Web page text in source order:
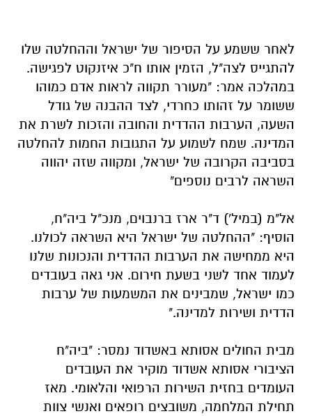
לאחר ששמע על הסיפור של ישראל וההחלטה שלו
להתגייס לצה"ל, הזמין אותו ח"כ איזנקוט לפגישה.
במהלכה אמר: "מעורר תקווה לראות אדם כמוהו
ששומר על זהותו כחרדי, לצד ההבנה של גודל
השעה, הערבות ההדדית והחובה והזכות לשרת את
המדינה. שמח לשמוע על התגובות החמות להחלטה
בסביבה הקרובה של ישראל, ומקווה שזה יהווה
השראה לרבים נוספים"
אל"מ (במיל') ד"ר ארז ברנבוים, מנכ"ל ביה"ח,
הוסיף: "ההחלטה של ישראל היא השראה לכולנו.
היא ממחישה את הערבות ההדדית והנכונות שלנו
לעמוד אחד לשני בשעת חירום. אני גאה בעובדים
כמו ישראל, שמבינים את המשמעות של ערבות
הדדית ושירות למדינה."
מבית החולים אסותא באשדוד נמסר: "ביה"ח
הציבורי אסותא אשדוד מוקיר את העובדים
העומדים בחזית השירות הרפואי והלאומי. מאז
תחילת המלחמה, משובצים רופאים ואנשי צוות